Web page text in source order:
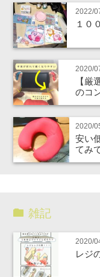
2022/
１０
2020/
【厳
のコ
2020/
安い
てみ
雑記
2020/
レジ